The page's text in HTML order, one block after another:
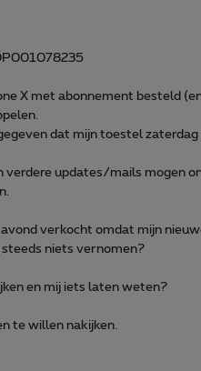
X met abonnement besteld
dat mijn toestel zaterdag
verdere updates/mails mogen
verkocht omdat mijn
niets vernomen?
en mij iets laten weten?
te willen nakijken.